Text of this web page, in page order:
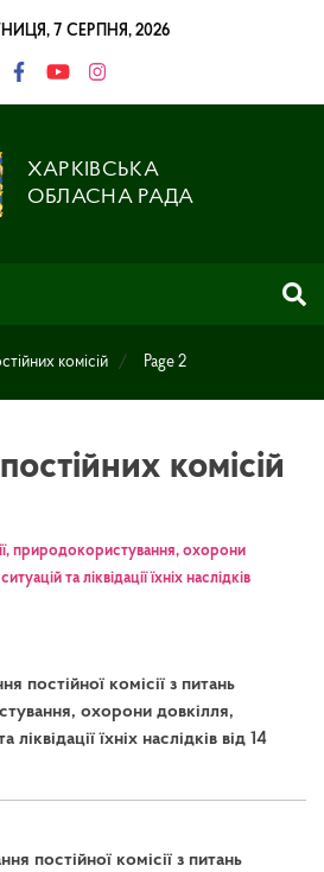
7 СЕРПНЯ, 2026
ХАРКІВСЬКА
ОБЛАСНА РАДА
комісій Page 2
комісій
природокористування, охорони
та ліквідації їхніх наслідків
постійної комісії з питань
охорони довкілля,
ліквідації їхніх наслідків від 14
постійної комісії з питань